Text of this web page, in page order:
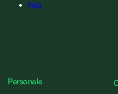
FAQ
Personale